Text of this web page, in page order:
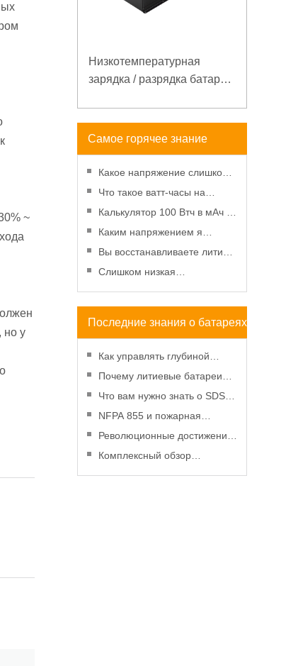
~
но у
Низкотемпературная
зарядка / разрядка батареи
электросвязи с
Самое горячее знание
батареи
Какое напряжение слишком
низкое для батарейки АА?
Минимальное напряжение,
вольтметр и старение
Что такое ватт-часы на
аккумуляторе - введение и
расчет?
Калькулятор 100 Втч в мАч -
Введение, преобразование и
использование
Каким напряжением я
должен заряжать
аккумулятор 3,7 В?
Вы восстанавливаете литий-
ионную батарею в
Слишком низкая
температура батареи -
эффекты и решения
Последние знания о батареях
Как управлять глубиной
разряда для повышения
производительности
литиевой батареи
Почему литиевые батареи
станут более экономичными,
чем когда-либо, в 2025 году
Что вам нужно знать о SDS
для литиевых батарей
NFPA 855 и пожарная
безопасность литиевых
батарей: практическое
Революционные достижения
в технологии литиевых
Комплексный обзор
управления рисками